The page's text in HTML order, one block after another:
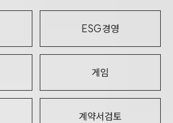
ESG경영
게임
계약서검토